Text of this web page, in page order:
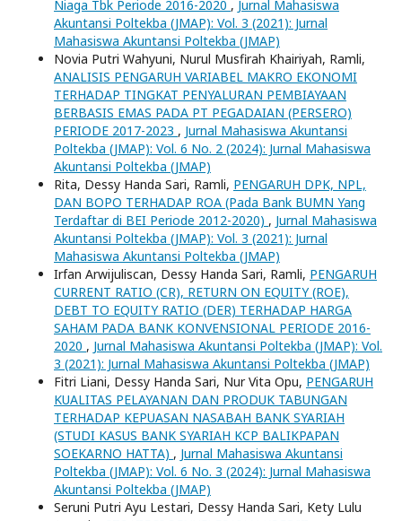
Niaga Tbk Periode 2016-2020 , Jurnal Mahasiswa
Akuntansi Poltekba (JMAP): Vol. 3 (2021): Jurnal
Mahasiswa Akuntansi Poltekba (JMAP)
Novia Putri Wahyuni, Nurul Musfirah Khairiyah, Ramli,
ANALISIS PENGARUH VARIABEL MAKRO EKONOMI
TERHADAP TINGKAT PENYALURAN PEMBIAYAAN
BERBASIS EMAS PADA PT PEGADAIAN (PERSERO)
PERIODE 2017-2023 , Jurnal Mahasiswa Akuntansi
Poltekba (JMAP): Vol. 6 No. 2 (2024): Jurnal Mahasiswa
Akuntansi Poltekba (JMAP)
Rita, Dessy Handa Sari, Ramli, PENGARUH DPK, NPL,
DAN BOPO TERHADAP ROA (Pada Bank BUMN Yang
Terdaftar di BEI Periode 2012-2020) , Jurnal Mahasiswa
Akuntansi Poltekba (JMAP): Vol. 3 (2021): Jurnal
Mahasiswa Akuntansi Poltekba (JMAP)
Irfan Arwijuliscan, Dessy Handa Sari, Ramli, PENGARUH
CURRENT RATIO (CR), RETURN ON EQUITY (ROE),
DEBT TO EQUITY RATIO (DER) TERHADAP HARGA
SAHAM PADA BANK KONVENSIONAL PERIODE 2016-
2020 , Jurnal Mahasiswa Akuntansi Poltekba (JMAP): Vol.
3 (2021): Jurnal Mahasiswa Akuntansi Poltekba (JMAP)
Fitri Liani, Dessy Handa Sari, Nur Vita Opu, PENGARUH
KUALITAS PELAYANAN DAN PRODUK TABUNGAN
TERHADAP KEPUASAN NASABAH BANK SYARIAH
(STUDI KASUS BANK SYARIAH KCP BALIKPAPAN
SOEKARNO HATTA) , Jurnal Mahasiswa Akuntansi
Poltekba (JMAP): Vol. 6 No. 3 (2024): Jurnal Mahasiswa
Akuntansi Poltekba (JMAP)
Seruni Putri Ayu Lestari, Dessy Handa Sari, Kety Lulu